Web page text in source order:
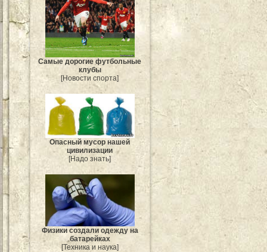
Самые дорогие футбольные
клубы
[Новости спорта]
Опасный мусор нашей
цивилизации
[Надо знать]
Физики создали одежду на
батарейках
[Техника и наука]